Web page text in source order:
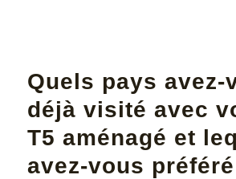
Quels pays avez-
déjà visité avec
T5 aménagé et
avez-vous